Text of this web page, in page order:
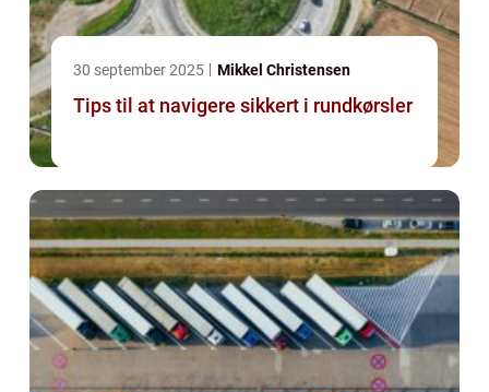
30 september 2025 Mikkel Christensen
Tips til at navigere sikkert i rundkørsler